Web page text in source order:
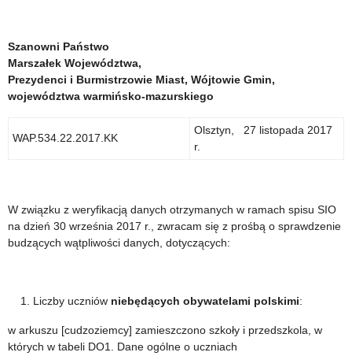
Szanowni Państwo
Marszałek Województwa,
Prezydenci i Burmistrzowie Miast, Wójtowie Gmin,
województwa warmińsko-mazurskiego
WAP.534.22.2017.KK
Olsztyn, 27 listopada 2017
r.
W związku z weryfikacją danych otrzymanych w ramach spisu SIO
na dzień 30 września 2017 r., zwracam się z prośbą o sprawdzenie
budzących wątpliwości danych, dotyczących:
Liczby uczniów niebędących obywatelami polskimi:
w arkuszu [cudzoziemcy] zamieszczono szkoły i przedszkola, w
których w tabeli DO1. Dane ogólne o uczniach